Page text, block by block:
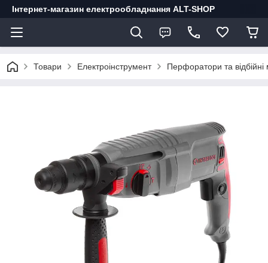
Інтернет-магазин електрообладнання ALT-SHOP
Товари Електроінструмент Перфоратори та відбійні